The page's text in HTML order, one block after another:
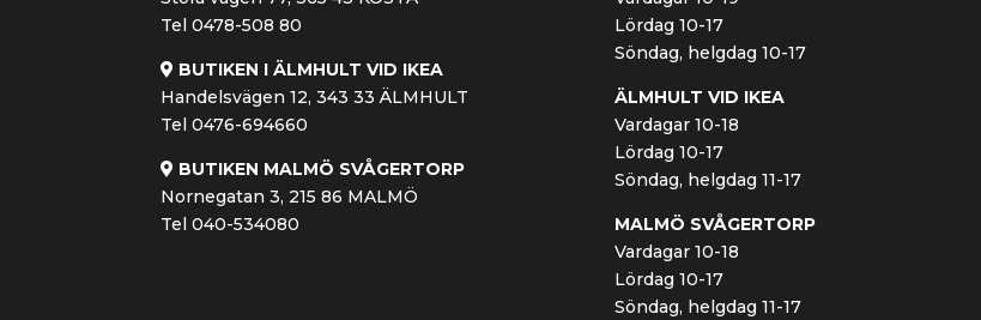
Tel 0478-508 80
BUTIKEN I ÄLMHULT VID IKEA
Handelsvägen 12, 343 33 ÄLMHULT
Tel 0476-694660
BUTIKEN MALMÖ SVÅGERTORP
Nornegatan 3, 215 86 MALMÖ
Tel 040-534080
Lördag 10-17
Söndag, helgdag 10-17
ÄLMHULT VID IKEA
Vardagar 10-18
Lördag 10-17
Söndag, helgdag 11-17
MALMÖ SVÅGERTORP
Vardagar 10-18
Lördag 10-17
Söndag, helgdag 11-17